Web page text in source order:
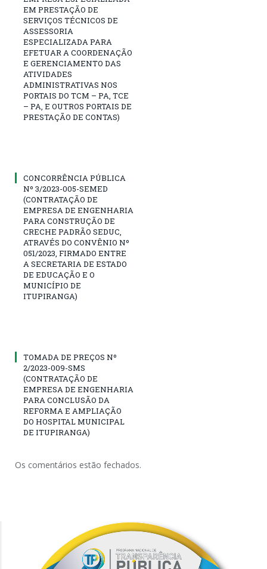
EM PRESTAÇÃO DE
SERVIÇOS TÉCNICOS DE
ASSESSORIA
ESPECIALIZADA PARA
EFETUAR A COORDENAÇÃO
E GERENCIAMENTO DAS
ATIVIDADES
ADMINISTRATIVAS NOS
PORTAIS DO TCM – PA, TCE
– PA, E OUTROS PORTAIS DE
PRESTAÇÃO DE CONTAS)
CONCORRÊNCIA PÚBLICA
Nº 3/2023-005-SEMED
(CONTRATAÇÃO DE
EMPRESA DE ENGENHARIA
PARA CONSTRUÇÃO DE
CRECHE PADRÃO SEDUC,
ATRAVÉS DO CONVÊNIO Nº
051/2023, FIRMADO ENTRE
A SECRETARIA DE ESTADO
DE EDUCAÇÃO E O
MUNICÍPIO DE
ITUPIRANGA)
TOMADA DE PREÇOS Nº
2/2023-009-SMS
(CONTRATAÇÃO DE
EMPRESA DE ENGENHARIA
PARA CONCLUSÃO DA
REFORMA E AMPLIAÇÃO
DO HOSPITAL MUNICIPAL
DE ITUPIRANGA)
Os comentários estão fechados.